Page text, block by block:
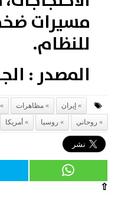
مسيرات
للنظام.
المصدر :
إيران مظاهرات
روحاني
روسيا أمريكا
⇧